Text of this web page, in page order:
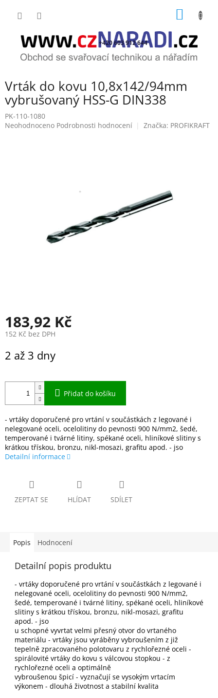
+420 603 912 644
Vrták do kovu 10,8x142/94mm
vybrušovaný HSS-G DIN338
PK-110-1080
Průměrné
Neohodnoceno Podrobnosti hodnocení Značka: PROFIKRAFT
183,92 Kč
152 Kč bez DPH
cena:
2 až 3 dny
Přidat do košíku
- vrtáky doporučené pro vrtání v součástkách z legované i
nelegované oceli, ocelolitiny do pevnosti 900 N/mm2, šedé,
temperované i tvárné litiny, spékané oceli, hliníkové slitiny s
krátkou třískou, bronzu, nikl-mosazi, grafitu apod. - jso
Detailní informace
ZEPTAT SE HLÍDAT SDÍLET
Popis Hodnocení
Detailní popis produktu
- vrtáky doporučené pro vrtání v součástkách z legované i
nelegované oceli, ocelolitiny do pevnosti 900 N/mm2,
šedé, temperované i tvárné litiny, spékané oceli, hliníkové
slitiny s krátkou třískou, bronzu, nikl-mosazi, grafitu
apod. - jso
u schopné vyvrtat velmi přesný otvor do vrtaného
materiálu - vrtáky jsou vyráběny vybroušením z již
tepelně zpracovaného polotovaru z rychlořezné oceli -
spirálovité vrtáky do kovu s válcovou stopkou - z
rychlořezné oceli a optimálně
vybroušenou špicí - vyznačují se vysokým vrtacím
výkonem - dlouhá životnost a stabilní kvalita